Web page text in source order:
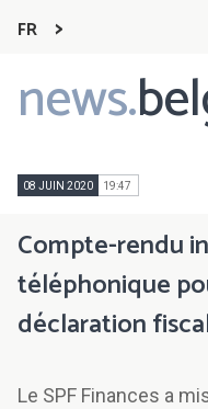
FR
news.
Main
navigation
08 JUIN 2020 19:47
Compte-rendu
téléphonique
déclaration
Le SPF Finances a